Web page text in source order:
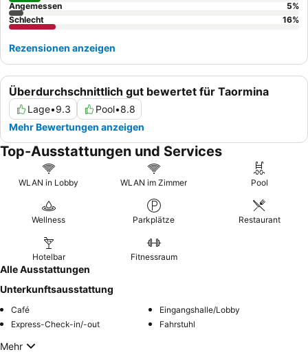
zusätzlichen Platz und malerische Ausblicke wünschen,
empfiehlt sich die Wahl von Zimmern mit
, die
Überdurchschnittlich gut bewertet für Taormina
Lage•9.3 Pool•8.8
Mehr Bewertungen anzeigen
Angemessen
5%
Schlecht
16%
Rezensionen anzeigen
Top-Ausstattungen und Services
WLAN in Lobby WLAN im Zimmer Pool
Wellness Parkplätze Restaurant
Hotelbar Fitnessraum
Alle Ausstattungen
Unterkunftsausstattung
Café
Eingangshalle/Lobby
Express-Check-in/-out
Fahrstuhl
Mehr